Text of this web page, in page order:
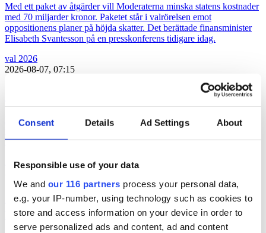
Consent Details Ad Settings About
Responsible use of your data
We and our 116 partners process your personal data,
e.g. your IP-number, using technology such as cookies to
store and access information on your device in order to
serve personalized ads and content, ad and content
Med ett paket av åtgärder vill Moderaterna minska statens kostnader
med 70 miljarder kronor. Paketet står i valrörelsen emot
oppositionens planer på höjda skatter. Det berättade finansminister
Elisabeth Svantesson på en presskonferens tidigare idag.
val 2026
2026-08-07, 07:15
2 miljoner i vinst per anställd hos Lumo
Pa-byrån Lumo Advice presterade en rörelsemarginal på 41 procent
under 2025. Rörelsevinsten per medarbetare låg på 2,1 miljoner
kronor.
Affärerlobbyingpr
2026-08-06, 06:06
Geelmuyden Kiese ökar – men vänder till
förlust